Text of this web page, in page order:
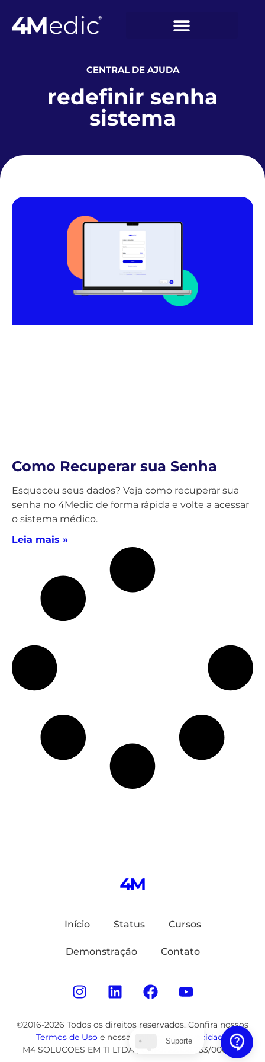
CENTRAL DE AJUDA
redefinir senha
sistema
Como Recuperar sua Senha
Esqueceu seus dados? Veja como recuperar sua
senha no 4Medic de forma rápida e volte a acessar
o sistema médico.
Leia mais »
Início Status Cursos
Demonstração Contato
©2016-2026 Todos os direitos reservados. Confira nossos
Termos de Usoe nossa Política de Privacidade
M4 SOLUCOES EM TI LTDA | CNPJ: 22.158.753/0001-62
Suporte